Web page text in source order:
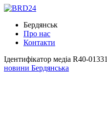
Бердянськ
Про нас
Контакти
Ідентифікатор медіа R40-01331
новини Бердянська